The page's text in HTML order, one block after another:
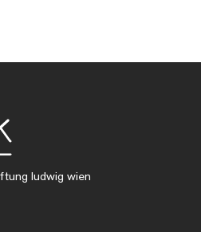
ludwig wien